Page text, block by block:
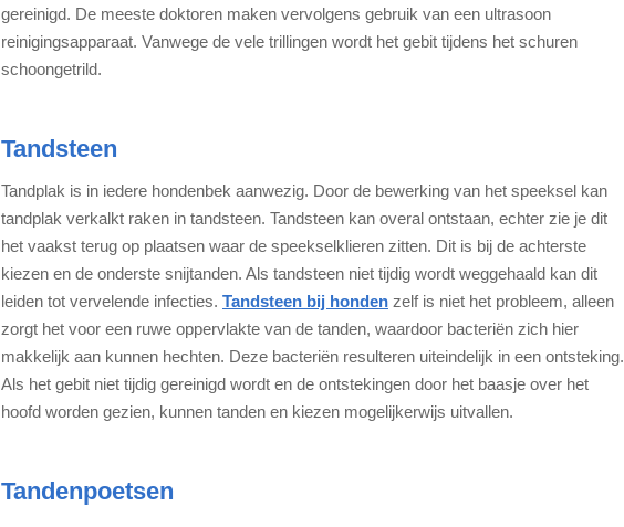
gereinigd. De meeste doktoren maken vervolgens gebruik van een ultrasoon
reinigingsapparaat. Vanwege de vele trillingen wordt het gebit tijdens het schuren
schoongetrild.
Tandsteen
Tandplak is in iedere hondenbek aanwezig. Door de bewerking van het speeksel kan
tandplak verkalkt raken in tandsteen. Tandsteen kan overal ontstaan, echter zie je dit
het vaakst terug op plaatsen waar de speekselklieren zitten. Dit is bij de achterste
kiezen en de onderste snijtanden. Als tandsteen niet tijdig wordt weggehaald kan dit
leiden tot vervelende infecties. Tandsteen bij honden zelf is niet het probleem, alleen
zorgt het voor een ruwe oppervlakte van de tanden, waardoor bacteriën zich hier
makkelijk aan kunnen hechten. Deze bacteriën resulteren uiteindelijk in een ontsteking.
Als het gebit niet tijdig gereinigd wordt en de ontstekingen door het baasje over het
hoofd worden gezien, kunnen tanden en kiezen mogelijkerwijs uitvallen.
Tandenpoetsen